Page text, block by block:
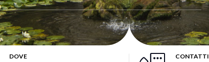
DOVE CONTATTI